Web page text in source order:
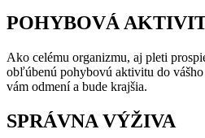
POHYBOVÁ
Ako celému organizmu, aj pleti
obľúbenú pohybovú aktivitu do vášho
vám odmení a bude krajšia.
SPRÁVNA VÝŽIVA